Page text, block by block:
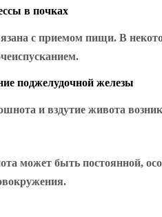
в почках
с приемом пищи. В
поджелудочной железы
и вздутие живота
может быть постоянной,